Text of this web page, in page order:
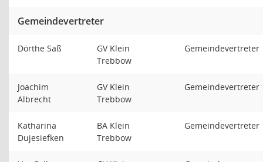
Gemeindevertreter
Dörthe Saß
GV Klein
Trebbow
Gemeindevertreter
Joachim
Albrecht
GV Klein
Trebbow
Gemeindevertreter
Katharina
Dujesiefken
BA Klein
Trebbow
Gemeindevertreter